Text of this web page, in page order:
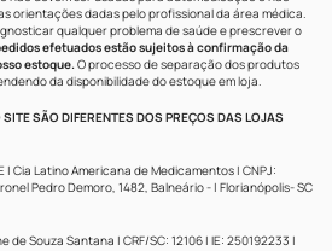
orientações dadas pelo profissional da área médica.
qualquer problema de saúde e prescrever o
efetuados estão sujeitos à confirmação da
estoque.O processo de separação dos produtos
da disponibilidade do estoque em loja.
SÃO DIFERENTES DOS PREÇOS DAS LOJAS
| Cia Latino Americana de Medicamentos | CNPJ:
Pedro Demoro, 1482, Balneário - | Florianópolis- SC
Souza Santana | CRF/SC: 12106 | IE: 250192233 |